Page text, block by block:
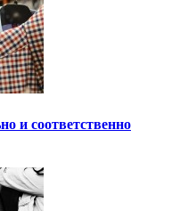
и соответственно